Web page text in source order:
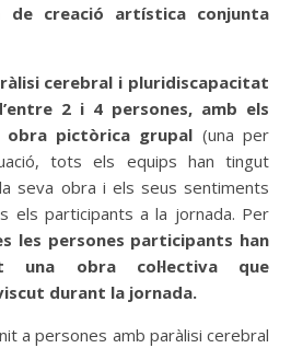
de creació artística conjunta
cerebral i pluridiscapacitat
2 i 4 persones, amb els
obra pictòrica grupal (una per
tots els equips han tingut
seva obra i els seus sentiments
els participants a la jornada. Per
les persones participants han
una obra col·lectiva que
durant la jornada.
a persones amb paràlisi cerebral